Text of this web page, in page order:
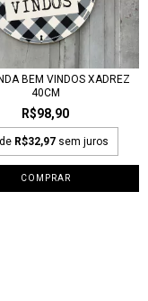
BEM VINDOS XADREZ
40CM
R$98,90
R$32,97 sem juros